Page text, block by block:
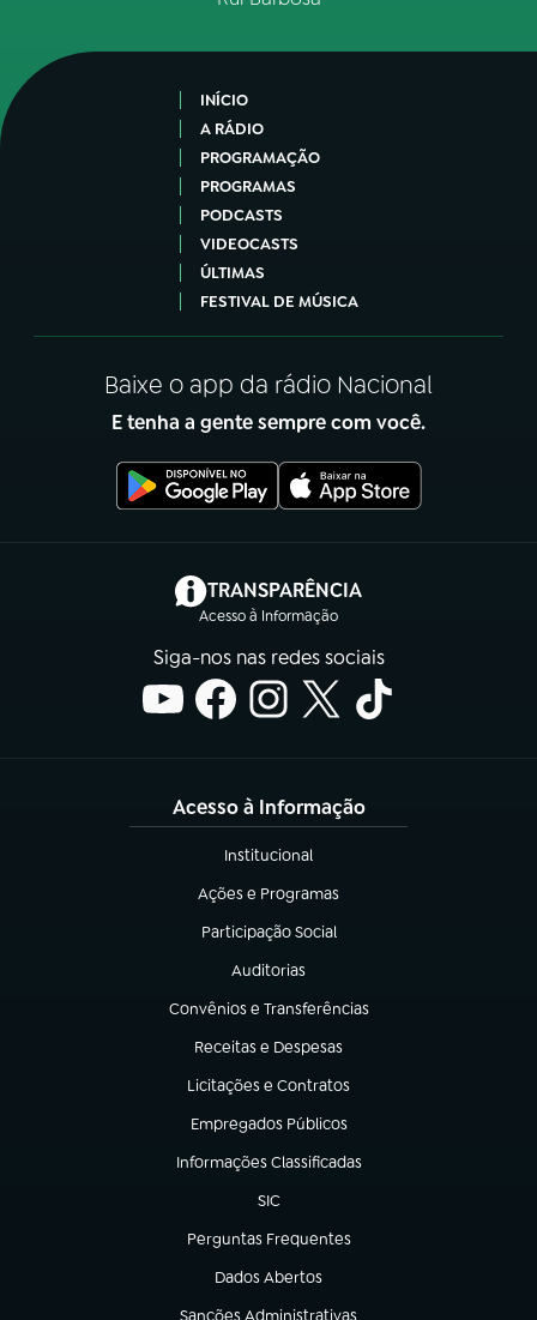
INÍCIO
A RÁDIO
PROGRAMAÇÃO
PROGRAMAS
PODCASTS
VIDEOCASTS
ÚLTIMAS
FESTIVAL DE MÚSICA
Baixe o app da rádio Nacional
E tenha a gente sempre com você.
TRANSPARÊNCIA
Acesso à Informação
(abre em nova aba)
Siga-nos nas redes sociais
Acesso à Informação
Institucional
(abre em nova aba)
Ações e Programas
(abre em nova aba)
Participação Social
(abre em nova aba)
Auditorias
(abre em nova aba)
Convênios e Transferências
(abre em nova aba)
Receitas e Despesas
(abre em nova aba)
Licitações e Contratos
(abre em nova aba)
Empregados Públicos
(abre em nova aba)
Informações Classificadas
(abre em nova aba)
SIC
(abre em nova aba)
Perguntas Frequentes
(abre em nova aba)
Dados Abertos
(abre em nova aba)